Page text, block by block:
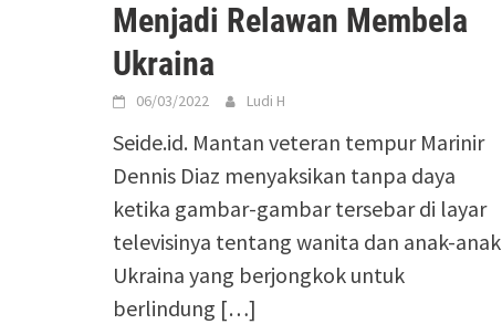
Menjadi Relawan Membela
Ukraina
06/03/2022 Ludi H
Seide.id. Mantan veteran tempur Marinir
Dennis Diaz menyaksikan tanpa daya
ketika gambar-gambar tersebar di layar
televisinya tentang wanita dan anak-anak
Ukraina yang berjongkok untuk
berlindung […]